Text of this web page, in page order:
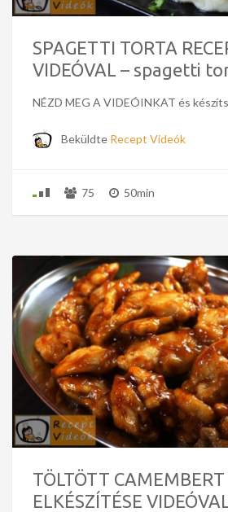
SPAGETTI TORTA
VIDEÓVAL – spagetti
NÉZD MEG A VIDEÓINKAT és
Beküldte Recept Videók
75 50min
TÖLTÖTT CAMEMBERT
ELKÉSZÍTÉSE VIDEÓVAL